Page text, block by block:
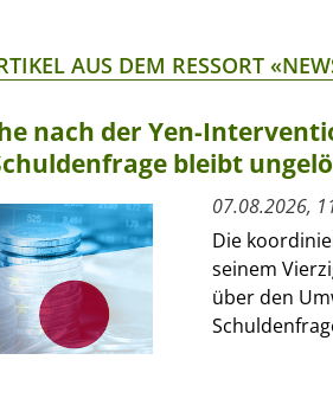
AUS DEM RESSORT
nach der Yen-
bleibt
07.08.2026,
Die
seinem
über den